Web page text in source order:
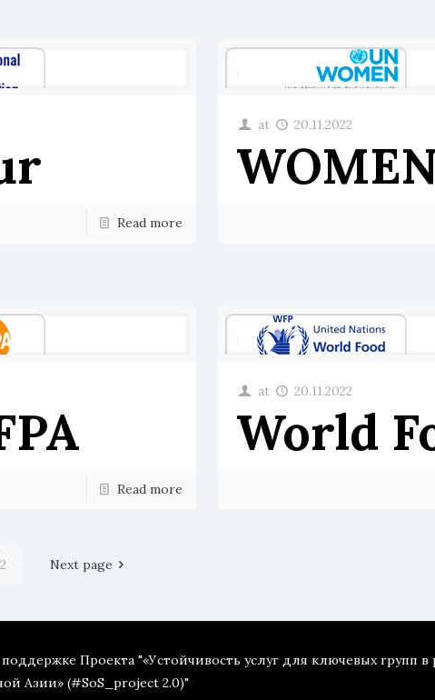
Read more
at 20.11.2022
Read more
at 20.11.2022
World
2 Next page
Проекта "«Устойчивость услуг для ключевых групп в
Азии» (#SoS_project 2.0)"